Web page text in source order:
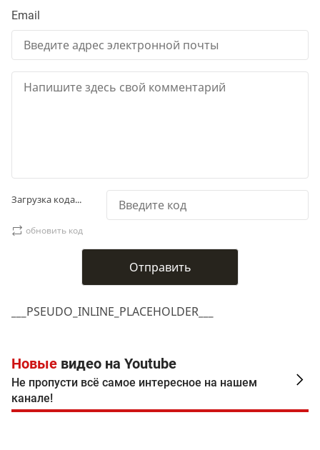
___PSEUDO_INLINE_PLACEHOLDER___
Email
Загрузка кода...
обновить код
Новые видео на Youtube
Не пропусти всё самое интересное на нашем
канале!